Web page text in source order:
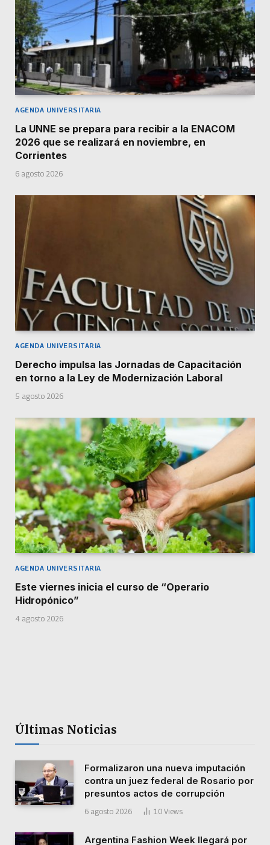
AGENDA UNIVERSITARIA
La UNNE se prepara para recibir a la ENACOM
2026 que se realizará en noviembre, en
Corrientes
6 agosto 2026
AGENDA UNIVERSITARIA
Derecho impulsa las Jornadas de Capacitación
en torno a la Ley de Modernización Laboral
5 agosto 2026
AGENDA UNIVERSITARIA
Este viernes inicia el curso de “Operario
Hidropónico”
4 agosto 2026
Últimas Noticias
Formalizaron una nueva imputación
contra un juez federal de Rosario por
presuntos actos de corrupción
6 agosto 2026 10 Views
Argentina Fashion Week llegará por